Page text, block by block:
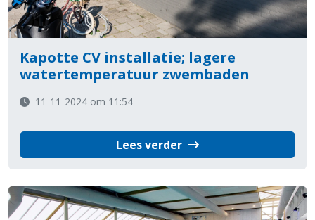
Kapotte CV installatie; lagere
watertemperatuur zwembaden
11-11-2024 om 11:54
Lees verder